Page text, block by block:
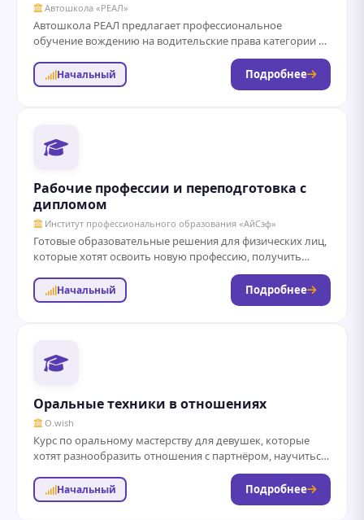
Автошкола «РЕАЛ»
Автошкола РЕАЛ предлагает профессиональное
обучение вождению на водительские права категории А,
В, М по доступным ценам. Опытные инструкторы,
современные автодромы и...
Начальный Подробнее
Рабочие профессии и переподготовка с
дипломом
Институт профессионального образования «АйСэф»
Готовые образовательные решения для физических лиц,
которые хотят освоить новую профессию, получить
документ для трудоустройства, повысить квалификацию
для продвижения по...
Начальный Подробнее
Оральные техники в отношениях
O.wish
Курс по оральному мастерству для девушек, которые
хотят разнообразить отношения с партнёром, научиться
новым техникам минета и оральных ласк.
Преимущества...
Начальный Подробнее